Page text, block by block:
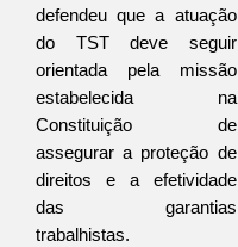
defendeu que a atuação
do TST deve seguir
orientada pela missão
estabelecida na
Constituição de
assegurar a proteção de
direitos e a efetividade
das garantias
trabalhistas.